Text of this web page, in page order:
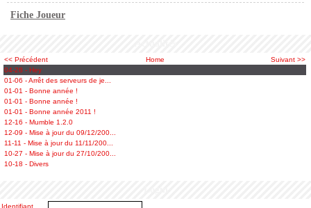
<< Précédent Home
Suivant >>
04-28 - Hey
01-06 - Arrêt des serveurs de je...
01-01 - Bonne année !
01-01 - Bonne année !
01-01 - Bonne année 2011 !
12-16 - Mumble 1.2.0
12-09 - Mise à jour du 09/12/200...
11-11 - Mise à jour du 11/11/200...
10-27 - Mise à jour du 27/10/200...
10-18 - Divers
Identifiant
Fiche Joueur